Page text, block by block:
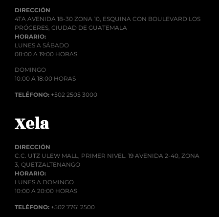
DIRECCIÓN
4TA AVENIDA 18-30 ZONA 10, ESQUINA CON BOULEVARD LOS
PRÓCERES, CIUDAD DE GUATEMALA
HORARIO:
LUNES A SÁBADO
08:00 A 19:00 HORAS
DOMINGO
10:00 A 18:00 HORAS
TELÉFONO: +502 2505 3000
Xela
DIRECCIÓN
C.C. UTZ ULEW MALL, PRIMER NIVEL. 19 AVENIDA 2-40, ZONA
3, QUETZALTENANGO
HORARIO:
LUNES A DOMINGO
10:00 A 20:00 HORAS
TELÉFONO: +502 7761 2500